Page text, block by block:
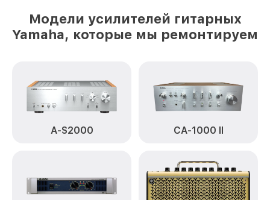
Модели усилителей гитарных
Yamaha, которые мы ремонтируем
A-S2000 CA-1000 II